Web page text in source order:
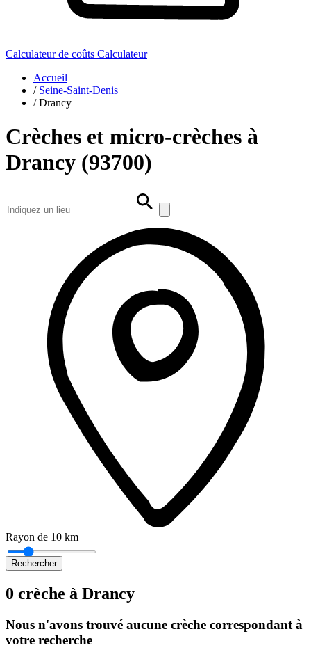
Calculateur de coûts Calculateur
Accueil
/ Seine-Saint-Denis
/ Drancy
Crèches et micro-crèches à
Drancy (93700)
Rayon de 10 km
Rechercher
0 crèche à Drancy
Nous n'avons trouvé aucune crèche correspondant à
votre recherche